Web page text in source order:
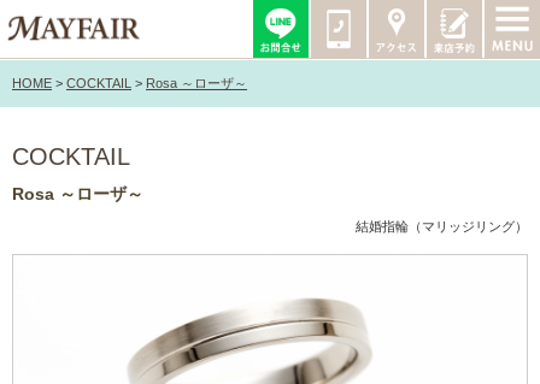
HOME > COCKTAIL > Rosa ～ローザ～
COCKTAIL
Rosa ～ローザ～
結婚指輪（マリッジリング）